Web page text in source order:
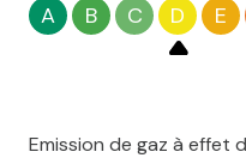
A B C D E
Emission de gaz à effet